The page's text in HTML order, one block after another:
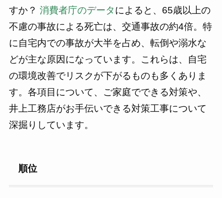
すか？ 消費者庁のデータによると、65歳以上の
不慮の事故による死亡は、交通事故の約4倍。特
に自宅内での事故が大半を占め、転倒や溺水な
どが主な原因になっています。これらは、自宅
の環境改善でリスクが下がるものも多くありま
す。各項目について、ご家庭でできる対策や、
井上工務店がお手伝いできる対策工事について
深掘りしています。
順位